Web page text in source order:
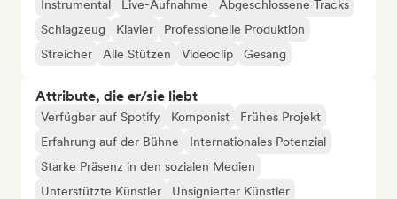
Instrumental
Live-Aufnahme
Abgeschlossene Tracks
Schlagzeug
Klavier
Professionelle Produktion
Streicher
Alle Stützen Videoclip Gesang
Attribute, die er/sie liebt
Verfügbar auf Spotify Komponist
Frühes Projekt
Erfahrung auf der Bühne
Internationales Potenzial
Starke Präsenz in den sozialen Medien
Unterstützte Künstler
Unsignierter Künstler